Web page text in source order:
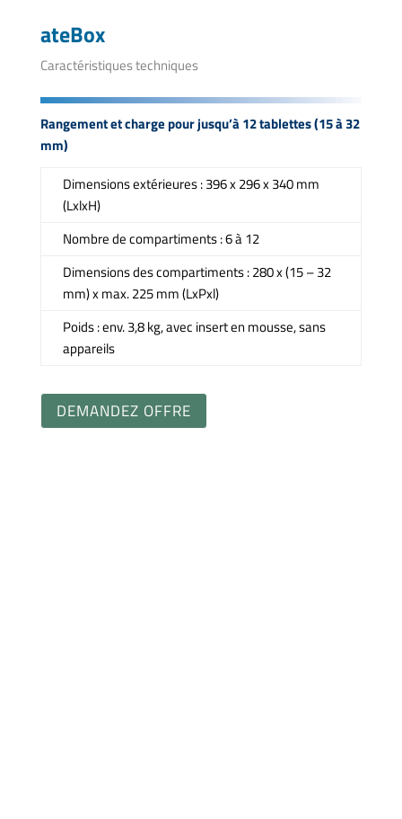
ateBox
Caractéristiques techniques
Rangement et charge pour jusqu’à 12 tablettes (15 à 32
mm)
Dimensions extérieures : 396 x 296 x 340 mm
(LxlxH)
Nombre de compartiments : 6 à 12
Dimensions des compartiments : 280 x (15 – 32
mm) x max. 225 mm (LxPxl)
Poids : env. 3,8 kg, avec insert en mousse, sans
appareils
DEMANDEZ OFFRE